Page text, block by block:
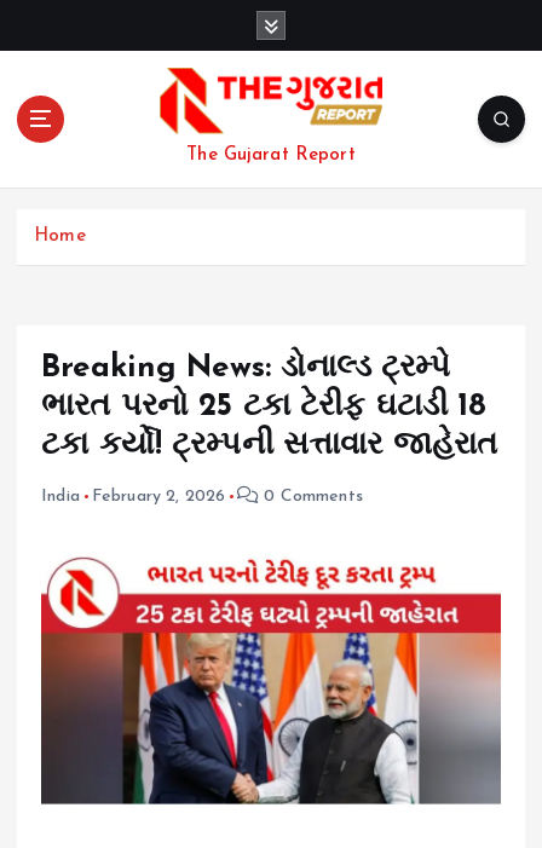
The Gujarat Report
Home
Breaking News: ડોનાલ્ડ ટ્રમ્પે
ભારત પરનો 25 ટકા ટેરીફ ઘટાડી 18
ટકા કર્યો! ટ્રમ્પની સત્તાવાર જાહેરાત
India February 2, 2026 0 Comments